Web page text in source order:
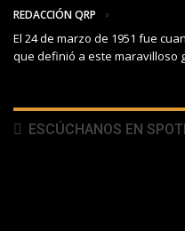
REDACCIÓN QRP
El 24 de marzo de 1951 fue
que definió a este maravilloso
ESCÚCHANOS EN